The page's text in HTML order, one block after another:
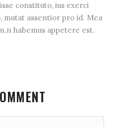
constituto, ius exerci
mutat assentior pro id. Mea
habemus appetere est.